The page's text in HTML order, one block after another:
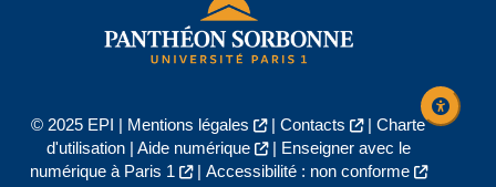
© 2025 EPI | Mentions légales | Contacts | Charte
d'utilisation| Aide numérique |
Enseigner avec le
numérique à Paris 1
| Accessibilité : non conforme